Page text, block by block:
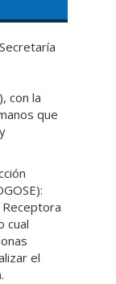
con la
que
cual
el